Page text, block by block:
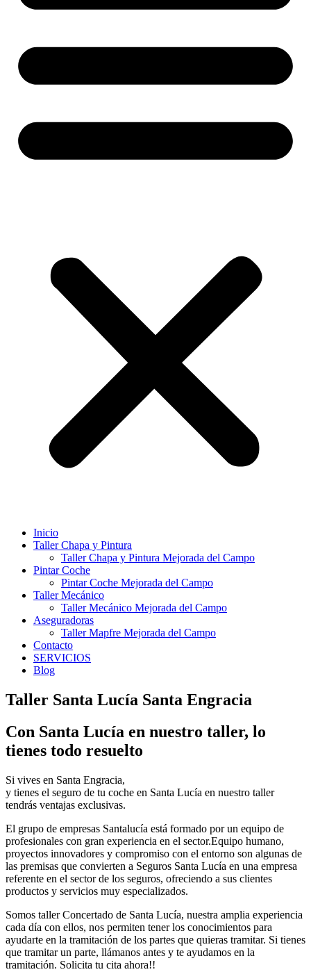
Inicio
Taller Chapa y Pintura
Taller Chapa y Pintura Mejorada del Campo
Pintar Coche
Pintar Coche Mejorada del Campo
Taller Mecánico
Taller Mecánico Mejorada del Campo
Aseguradoras
Taller Mapfre Mejorada del Campo
Contacto
SERVICIOS
Blog
Taller Santa Lucía Santa Engracia
Con Santa Lucía en nuestro taller, lo
tienes todo resuelto
Si vives en Santa Engracia,
y tienes el seguro de tu coche en Santa Lucía en nuestro taller
tendrás ventajas exclusivas.
El grupo de empresas Santalucía está formado por un equipo de
profesionales con gran experiencia en el sector.Equipo humano,
proyectos innovadores y compromiso con el entorno son algunas de
las premisas que convierten a Seguros Santa Lucía en una empresa
referente en el sector de los seguros, ofreciendo a sus clientes
productos y servicios muy especializados.
Somos taller Concertado de Santa Lucía, nuestra amplia experiencia
cada día con ellos, nos permiten tener los conocimientos para
ayudarte en la tramitación de los partes que quieras tramitar. Si tienes
que tramitar un parte, llámanos antes y te ayudamos en la
tramitación. Solicita tu cita ahora!!